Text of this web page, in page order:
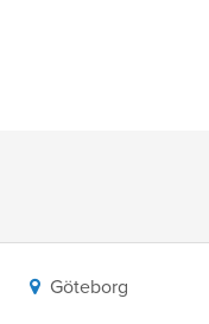
Göteborg